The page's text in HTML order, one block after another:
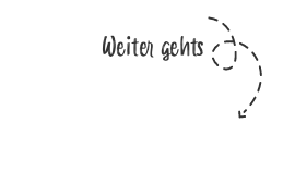
Weiter gehts